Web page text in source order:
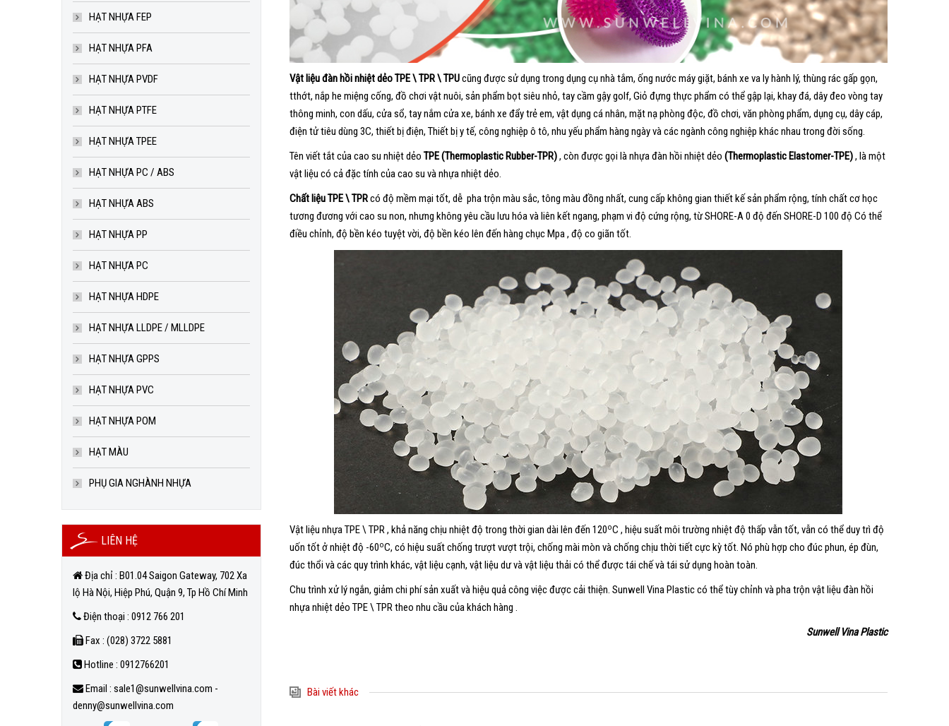
Vật liệu đàn hồi nhiệt dẻo TPE \ TPR \ TPUcũng được sử dụng trong dụng cụ nhà tắm, ống nước máy giặt, bánh xe va ly hành lý, thùng rác gấp gọn,
tthớt, nắp he miệng cống, đồ chơi vật nuôi, sản phẩm bọt siêu nhỏ, tay cầm gậy golf, Giỏ đựng thực phẩm có thể gập lại, khay đá, dây đeo vòng tay
thông minh, con dấu, cửa sổ, tay nắm cửa xe, bánh xe đẩy trẻ em, vật dụng cá nhân, mặt nạ phòng độc, đồ chơi, văn phòng phẩm, dụng cụ, dây cáp,
điện tử tiêu dùng 3C, thiết bị điện, Thiết bị y tế, công nghiệp ô tô, nhu yếu phẩm hàng ngày và các ngành công nghiệp khác nhau trong đời sống.
Tên viết tắt của cao su nhiệt dẻo TPE (Thermoplastic Rubber-TPR), còn được gọi là nhựa đàn hồi nhiệt dẻo (Thermoplastic Elastomer-TPE), là một
vật liệu có cả đặc tính của cao su và nhựa nhiệt dẻo.
Chất liệu TPE \ TPRcó độ mềm mại tốt, dễ pha trộn màu sắc, tông màu đồng nhất, cung cấp không gian thiết kế sản phẩm rộng, tính chất cơ học
tương đương với cao su non, nhưng không yêu cầu lưu hóa và liên kết ngang, phạm vi độ cứng rộng, từ SHORE-A 0 độ đến SHORE-D 100 độ Có thể
điều chỉnh, độ bền kéo tuyệt vời, độ bền kéo lên đến hàng chục Mpa , độ co giãn tốt.
Vật liệu nhựa TPE \ TPR , khả năng chịu nhiệt độ trong thời gian dài lên đến 120oC , hiệu suất môi trường nhiệt độ thấp vẫn tốt, vẫn có thể duy trì độ
uốn tốt ở nhiệt độ -60oC, có hiệu suất chống trượt vượt trội, chống mài mòn và chống chịu thời tiết cực kỳ tốt. Nó phù hợp cho đúc phun, ép đùn,
đúc thổi và các quy trình khác, vật liệu cạnh, vật liệu dư và vật liệu thải có thể được tái chế và tái sử dụng hoàn toàn.
Chu trình xử lý ngắn, giảm chi phí sản xuất và hiệu quả công việc được cải thiện. Sunwell Vina Plastic có thể tùy chỉnh và pha trộn vật liệu đàn hồi
nhựa nhiệt dẻo TPE \ TPR theo nhu cầu của khách hàng .
Sunwell Vina Plastic
Bài viết khác
HẠT NHỰA FEP
HẠT NHỰA PFA
HẠT NHỰA PVDF
HẠT NHỰA PTFE
HẠT NHỰA TPEE
HẠT NHỰA PC / ABS
HẠT NHỰA ABS
HẠT NHỰA PP
HẠT NHỰA PC
HẠT NHỰA HDPE
HẠT NHỰA LLDPE / MLLDPE
HẠT NHỰA GPPS
HẠT NHỰA PVC
HẠT NHỰA POM
HẠT MÀU
PHỤ GIA NGHÀNH NHỰA
LIÊN HỆ
Địa chỉ : B01.04 Saigon Gateway, 702 Xa
lộ Hà Nội, Hiệp Phú, Quận 9, Tp Hồ Chí Minh
Điện thoại : 0912 766 201
Fax : (028) 3722 5881
Hotline : 0912766201
Email : sale1@sunwellvina.com -
denny@sunwellvina.com